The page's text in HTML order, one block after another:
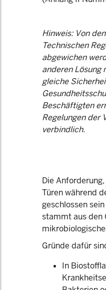
Hinweis: Von
Technischen
abgewichen
anderen Lösung
gleiche
Beschäftigten
Regelungen der
verbindlich.
Die
Türen während
geschlossen
stammt aus den
Gründe dafür
In